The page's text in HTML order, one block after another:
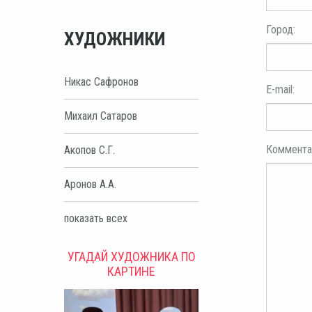
ХУДОЖНИКИ
Никас Сафронов
Михаил Сатаров
Акопов С.Г.
Аронов А.А.
показать всех
УГАДАЙ ХУДОЖНИКА ПО
КАРТИНЕ
Город:
E-mail: